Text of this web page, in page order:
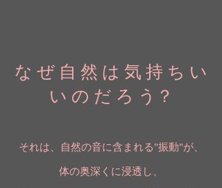
な ぜ 自 然 は 気 持 ち い
い の だ ろ う？
それは、自然の音に含まれる"振動"が、
体の奥深くに浸透し、